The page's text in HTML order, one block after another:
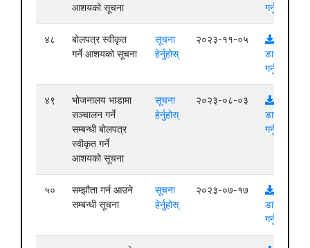
आशयको सूचना
गर्नुहोस्
४८
बोलपत्र स्वीकृत
गर्ने आशयको सूचना
सूचना
हेर्नुहोस्
२०२३-११-०५
डाउनलोड
गर्नुहोस्
४९
भोजनालय भाडामा
सञ्चालन गर्ने
सम्बन्धी बोलपत्र
स्वीकृत गर्ने
आशयको सूचना
सूचना
हेर्नुहोस्
२०२३-०८-०३
डाउनलोड
गर्नुहोस्
५०
सम्झौता गर्न आउने
सम्बन्धी सूचना
सूचना
हेर्नुहोस्
२०२३-०७-१७
डाउनलोड
गर्नुहोस्